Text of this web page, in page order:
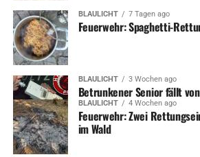
BLAULICHT 7 Tagen ago
Feuerwehr: Spaghetti-
BLAULICHT 3 Wochen ago
Betrunkener Senior fällt
BLAULICHT 4 Wochen ago
Feuerwehr: Zwei
im Wald